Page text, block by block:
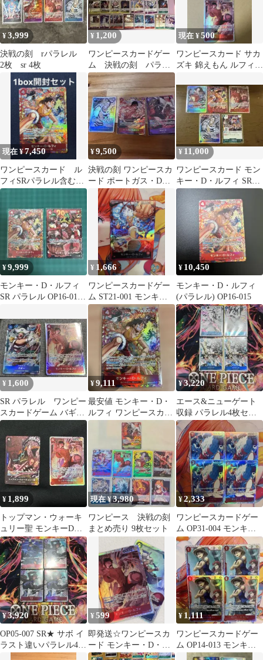
¥3,999
決戦の刻 rパラレル
2枚 sr 4枚
¥ 1,200
ワンピースカードゲー
ム 決戦の刻 パラレ
ル SR R まとめ売り
現在 ¥500
ワンピースカード サカ
ズキ 錦えもん ルフィ 3
現在 ¥7,450
ワンピースカード ル
フィSRパラレル含む
1box開封セット
¥9,500
決戦の刻 ワンピースカ
ード ポートガス・D・
エース OP16-118 他ま
とめ
¥ 11,000
ワンピースカード モン
キー・D・ルフィ SRパ
ラレル OP16-015
¥9,999
モンキー・D・ルフィ
SR パラレル OP16-015
¥ 1,666
ワンピースカードゲー
ム ST21-001 モンキ
ー・D・ルフィ リーダ
ー 限定品
¥ 10,450
モンキー・D・ルフィ
(パラレル) OP16-015
¥ 1,600
SR パラレル ワンピー
スカードゲーム バギー
とおまけ✴︎
¥9,111
最安値 モンキー・D・
ルフィ ワンピースカー
ドゲーム パラレル 決戦
¥3,220
エース&ニューゲート
収録 パラレル4枚セッ
ト
¥ 1,899
トップマン・ウォーキ
ュリー聖 モンキーDル
フィ ワンピースカード
現在 ¥3,980
ワンピース 決戦の刻
まとめ売り 9枚セット
¥2,333
ワンピースカードゲー
ム OP31-004 モンキ
ー・D・ルフィ 4枚セッ
ト
¥3,920
OP05-007 SR★ サボ イ
ラスト違いパラレル4枚
¥599
即発送☆ワンピースカ
ード モンキー・D・ル
フィ バギー 決戦の刻 2
¥ 1,111
ワンピースカードゲー
ム OP14-013 モンキ
ー・D・ルフィ SR 4枚